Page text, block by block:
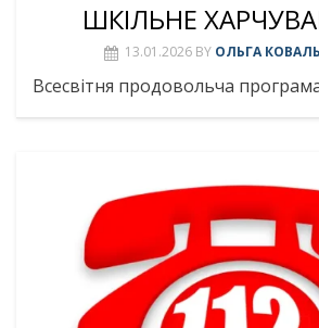
ШКІЛЬНЕ
13.01.2026 BY ОЛЬГА
Всесвітня продовольча